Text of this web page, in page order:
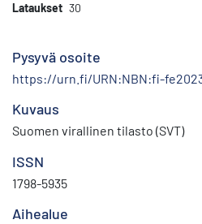
Lataukset 30
Pysyvä osoite
https://urn.fi/URN:NBN:fi-
Kuvaus
Suomen virallinen tilasto (SVT)
ISSN
1798-5935
Aihealue